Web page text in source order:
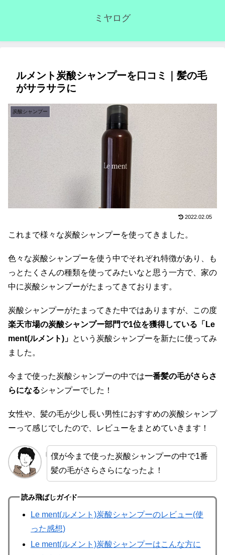
ミヤログ
ルメント炭酸シャンプーを口コミ｜髪の毛
がサラサラに
炭酸シャンプー
2022.02.05
これまで様々な炭酸シャンプーを使ってきました。
色々な炭酸シャンプーを使う中でそれぞれ特徴があり、も
っとたくさんの種類を使ってみたいなと思う一方で、家の
中に炭酸シャンプーがたまってきております。
炭酸シャンプーがたまってきた中ではありますが、この度
楽天市場の炭酸シャンプー部門で1位を獲得している「Le
ment(ルメント)」 という炭酸シャンプーを新たに使ってみ
ました。
今まで使った炭酸シャンプーの中では一番髪の毛がさらさ
らになるシャンプーでした！
女性や、髪の毛が少し長い男性におすすめの炭酸シャンプ
ーって感じでしたので、レビューをまとめていきます！
僕が今まで使った炭酸シャンプーの中で1番
髪の毛がさらさらになったよ！
読み飛ばしガイド
Le ment(ルメント)炭酸シャンプーのレビュー(使
った感想)
Le ment(ルメント)炭酸シャンプーはこんな方に